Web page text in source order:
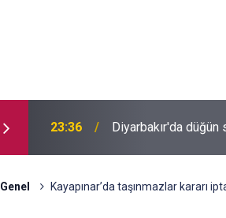
23:36 Diyarbakır'da düğün
Genel Kayapınar’da taşınmazlar kararı